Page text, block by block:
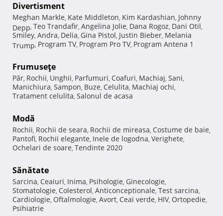
Divertisment
Meghan Markle, Kate Middleton, Kim Kardashian, Johnny
Depp, Teo Trandafir, Angelina Jolie, Dana Rogoz, Dani Otil,
Smiley, Andra, Delia, Gina Pistol, Justin Bieber, Melania
Trump, Program TV, Program Pro TV, Program Antena 1
Frumuseţe
Păr, Rochii, Unghii, Parfumuri, Coafuri, Machiaj, Sani,
Manichiura, Sampon, Buze, Celulita, Machiaj ochi,
Tratament celulita, Salonul de acasa
Modă
Rochii, Rochii de seara, Rochii de mireasa, Costume de baie,
Pantofi, Rochii elegante, Inele de logodna, Verighete,
Ochelari de soare, Tendinte 2020
Sănătate
Sarcina, Ceaiuri, Inima, Psihologie, Ginecologie,
Stomatologie, Colesterol, Anticonceptionale, Test sarcina,
Cardiologie, Oftalmologie, Avort, Ceai verde, HIV, Ortopedie,
Psihiatrie